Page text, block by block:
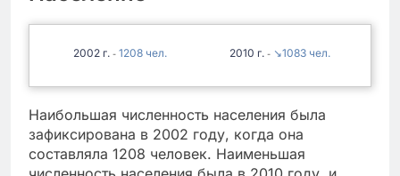
2002 - 1208 2010 - ↘1083
Наибольшая численность населения была
зафиксирована в 2002 году, когда она
составляла 1208 человек. Наименьшая